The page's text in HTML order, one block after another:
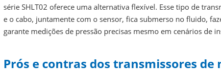
série SHLT02 oferece uma alternativa flexível. Esse tipo de
e o cabo, juntamente com o sensor, fica submerso no fluido,
garante medições de pressão precisas mesmo em cenários de
Prós e contras dos transmissores